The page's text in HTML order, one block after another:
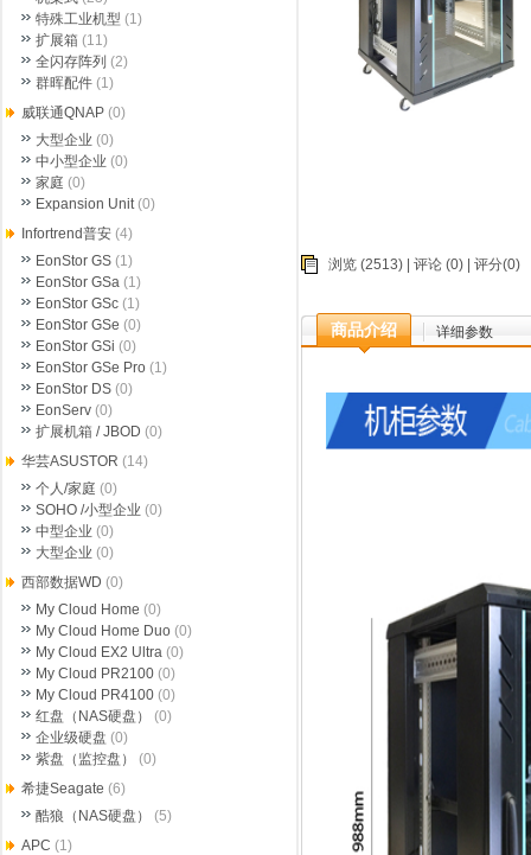
浏览 (2513) | 评论 (0) | 评分(0)
商品介绍 详细参数
特殊工业机型 (1)
扩展箱 (11)
全闪存阵列 (2)
群晖配件 (1)
威联通QNAP (0)
大型企业 (0)
中小型企业 (0)
家庭 (0)
Expansion Unit(0)
Infortrend普安 (4)
EonStor GS (1)
EonStor GSa (1)
EonStor GSc (1)
EonStor GSe (0)
EonStor GSi (0)
EonStor GSe Pro (1)
EonStor DS (0)
EonServ (0)
扩展机箱 / JBOD (0)
华芸ASUSTOR (14)
个人/家庭 (0)
SOHO /小型企业 (0)
中型企业 (0)
大型企业 (0)
西部数据WD (0)
My Cloud Home (0)
My Cloud Home Duo (0)
My Cloud EX2 Ultra (0)
My Cloud PR2100 (0)
My Cloud PR4100 (0)
红盘（NAS硬盘）
(0)
企业级硬盘 (0)
紫盘（监控盘）
(0)
希捷Seagate (6)
酷狼（NAS硬盘）
(5)
APC (1)